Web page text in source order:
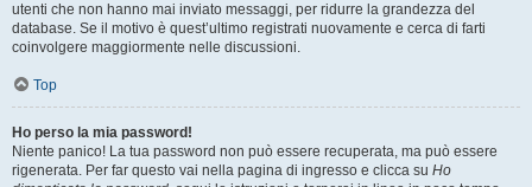
utenti che non hanno mai inviato messaggi, per ridurre la grandezza del
database. Se il motivo è quest’ultimo registrati nuovamente e cerca di farti
coinvolgere maggiormente nelle discussioni.
Top
Ho perso la mia password!
Niente panico! La tua password non può essere recuperata, ma può essere
rigenerata. Per far questo vai nella pagina di ingresso e clicca su Ho